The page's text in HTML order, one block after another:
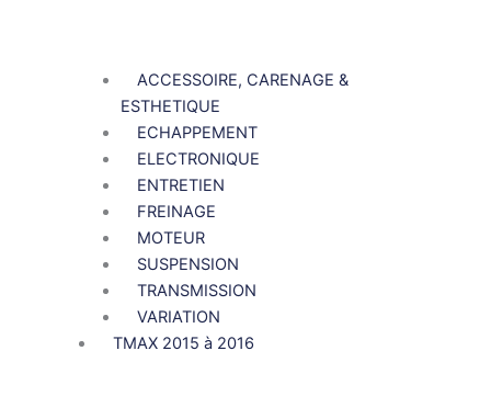
ACCESSOIRE, CARENAGE &
ESTHETIQUE
ECHAPPEMENT
ELECTRONIQUE
ENTRETIEN
FREINAGE
MOTEUR
SUSPENSION
TRANSMISSION
VARIATION
TMAX 2015 à 2016